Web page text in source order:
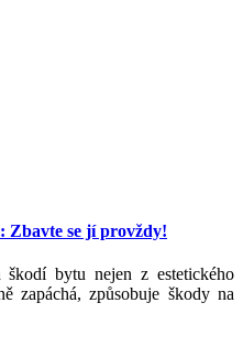
Zbavte se jí provždy!
bytu nejen z estetického
zapáchá, způsobuje škody na